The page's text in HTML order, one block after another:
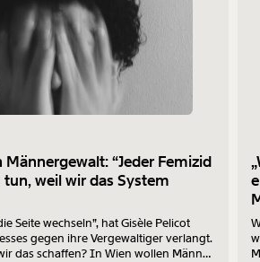
“Jeder Femizid
weil wir das System
Seite wechseln”, hat Gisèle Pelicot
gegen ihre Vergewaltiger verlangt.
das schaffen? In Wien wollen Männer